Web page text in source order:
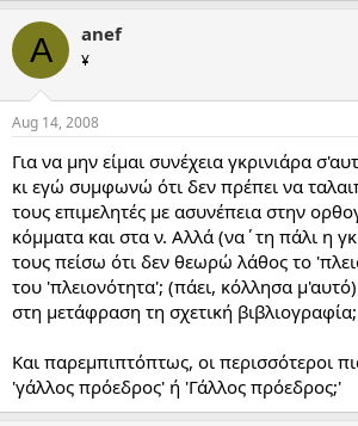
A anef
¥
Aug 14, 2008
Για να μην είμαι συνέχεια γκρινιάρα
κι εγώ συμφωνώ ότι δεν πρέπει να
τους επιμελητές με ασυνέπεια στην
κόμματα και στα ν. Αλλά (να΄τη πάλι η
τους πείσω ότι δεν θεωρώ λάθος το
του 'πλειονότητα'; (πάει, κόλλησα
στη μετάφραση τη σχετική βιβλιογραφία;
Και παρεμπιπτόπτως, οι περισσότεροι
'γάλλος πρόεδρος' ή 'Γάλλος πρόεδρος;'